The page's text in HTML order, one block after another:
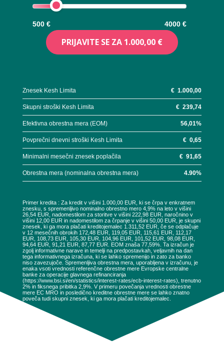
500 € 4000 €
PRIJAVITE SE ZA 1.000,00 €
Znesek Kesh Limita €1.000,00
Skupni stroški Kesh Limita €239,74
Efektivna obrestna mera (EOM) 56,01%
Povprečni dnevni stroški Kesh Limita €0,65
Minimalni mesečni znesek poplačila €91,65
Obrestna mera (nominalna obrestna mera) 4.90%
Primer kredita : Za kredit v višini 1.000,00 EUR, ki se črpa v enkratnem
znesku, s spremenljivo nominalno obrestno mero 4,9% na leto v višini
26,54 EUR, nadomestilom za storitve v višini 222,98 EUR, naročnino v
višini 12,00 EUR in nadomestilom za črpanje v višini 50,00 EUR, je skupni
znesek, ki ga mora plačati kreditojemalec 1.311,52 EUR, če se odplačuje
v 12 mesečnih obrokih 172,48 EUR, 119,05 EUR, 115,61 EUR, 112,17
EUR, 108,73 EUR, 105,30 EUR, 104,96 EUR, 101,52 EUR, 98,08 EUR,
94,64 EUR, 91,21 EUR, 87,77 EUR. EOM znaša 77,59%. Ta izračun je
zgolj informativne narave in temelji na predpostavkah, veljavnih na dan
tega informativnega izračuna, ki se lahko spremenijo in zato za banko
niso zavezujoče. Spremenljiva obrestna mera, uporabljena v izračunu, je
enaka vsoti vrednosti referenčne obrestne mere Evropske centralne
banke za operacije glavnega refinanciranja
(https://www.bsi.si/en/statistics/interest-rates/ecb-interest-rates), trenutno
2% in fiksnega pribitka 2,9%. V primeru povečanja vrednosti obrestne
mere EC MRO in posledično kreditne obrestne mere se lahko znatno
poveča tudi skupni znesek, ki ga mora plačati kreditojemalec.